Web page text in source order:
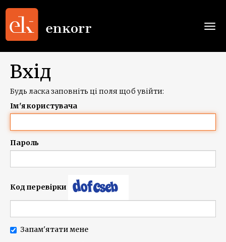
Вхід
Будь ласка заповніть ці поля щоб увійти:
Ім'я користувача
Пароль
Код перевірки
Запам'ятати мене